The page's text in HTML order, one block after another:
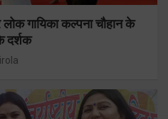
लोक गायिका कल्पना चौहान के
दर्शक